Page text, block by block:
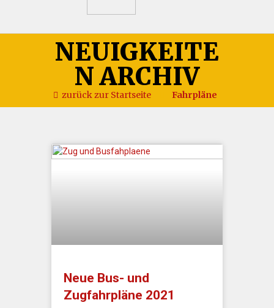
NEUIGKEITE
N ARCHIV
zurück zur Startseite Fahrpläne
Neue Bus- und
Zugfahrpläne 2021